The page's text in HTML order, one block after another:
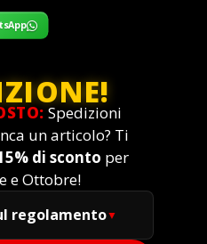
Spedizioni
un articolo? Ti
di sconto per
e Ottobre!
regolamento